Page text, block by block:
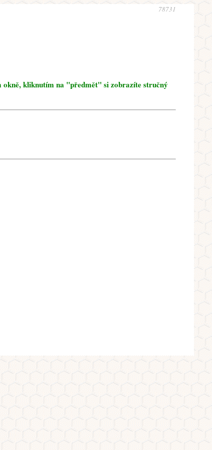
78731
kliknutím na "předmět" si zobrazíte stručný